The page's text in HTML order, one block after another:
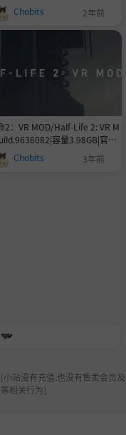
Chobits 2年前
2：VR MOD/Half-Life 2: VR M
容量3.98GB|官方
简体中文|支持VR
Chobits 3年前
站没有充值.也没有售卖会员及
相关行为]